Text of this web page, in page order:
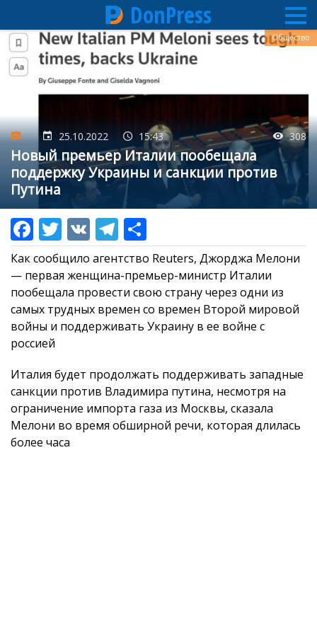
Перейти
основному
содержанию
DonPress
25.10.2022 15:43 308
Новый премьер Италии пообещала
поддержку Украины и санкции против
Путина
Общество
Как сообщило агентство Reuters, Джорджа Мелони
— первая женщина-премьер-министр Италии
пообещала провести свою страну через одни из
самых трудных времен со времен Второй мировой
войны и поддерживать Украину в ее войне с
россией
Италия будет продолжать поддерживать западные
санкции против Владимира путина, несмотря на
ограничение импорта газа из Москвы, сказала
Мелони во время обширной речи, которая длилась
более часа